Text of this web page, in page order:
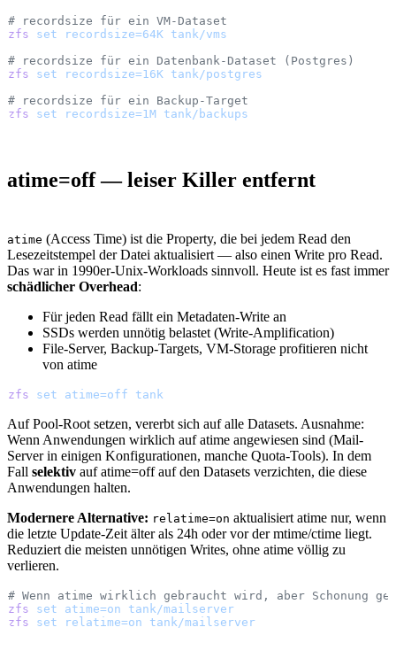
# recordsize für ein VM-Dataset
zfs set recordsize=64K tank/vms
# recordsize für ein Datenbank-Dataset (Postgres)
zfs set recordsize=16K tank/postgres
# recordsize für ein Backup-Target
zfs set recordsize=1M tank/backups
atime=off — leiser Killer entfernt
atime (Access Time) ist die Property, die bei jedem Read den
Lesezeitstempel der Datei aktualisiert — also einen Write pro Read.
Das war in 1990er-Unix-Workloads sinnvoll. Heute ist es fast immer
schädlicher Overhead:
Für jeden Read fällt ein Metadaten-Write an
SSDs werden unnötig belastet (Write-Amplification)
File-Server, Backup-Targets, VM-Storage profitieren nicht
von atime
zfs set atime=off tank
Auf Pool-Root setzen, vererbt sich auf alle Datasets. Ausnahme:
Wenn Anwendungen wirklich auf atime angewiesen sind (Mail-
Server in einigen Konfigurationen, manche Quota-Tools). In dem
Fall selektiv auf atime=off auf den Datasets verzichten, die diese
Anwendungen halten.
Modernere Alternative: relatime=on aktualisiert atime nur, wenn
die letzte Update-Zeit älter als 24h oder vor der mtime/ctime liegt.
Reduziert die meisten unnötigen Writes, ohne atime völlig zu
verlieren.
# Wenn atime wirklich gebraucht wird, aber Schonung
zfs set atime=on tank/mailserver
zfs set relatime=on tank/mailserver